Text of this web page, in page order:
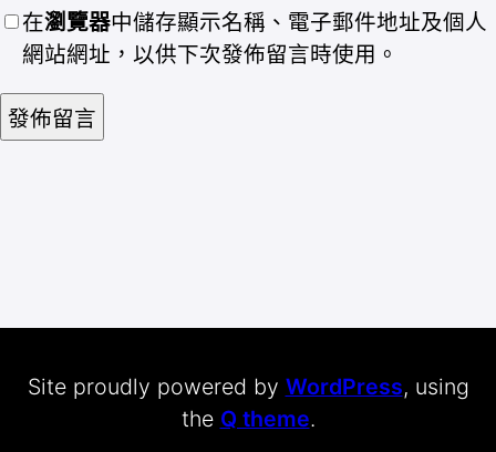
在瀏覽器中儲存顯示名稱、電子郵件地址及個人
網站網址，以供下次發佈留言時使用。
Site proudly powered by WordPress, using
the Q theme.